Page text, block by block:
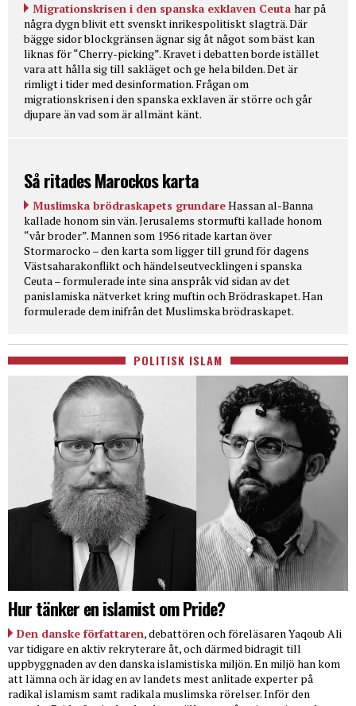
Migrationskrisen i den spanska exklaven Ceuta har på
några dygn blivit ett svenskt inrikespolitiskt slagträ. Där
bägge sidor blockgränsen ägnar sig åt något som bäst kan
liknas för “Cherry-picking”. Kravet i debatten borde istället
vara att hålla sig till sakläget och ge hela bilden. Det är
rimligt i tider med desinformation. Frågan om
migrationskrisen i den spanska exklaven är större och går
djupare än vad som är allmänt känt.
Så ritades Marockos karta
Muslimska brödraskapets grundareHassan al-Banna
kallade honom sin vän. Jerusalems stormufti kallade honom
“vår broder”. Mannen som 1956 ritade kartan över
Stormarocko – den karta som ligger till grund för dagens
Västsaharakonflikt och händelseutvecklingen i spanska
Ceuta – formulerade inte sina anspråk vid sidan av det
panislamiska nätverket kring muftin och Brödraskapet. Han
formulerade dem inifrån det Muslimska brödraskapet.
POLITISK ISLAM
Hur tänker en islamist om Pride?
Den danske författaren, debattören och föreläsaren Yaqoub Ali
var tidigare en aktiv rekryterare åt, och därmed bidragit till
uppbyggnaden av den danska islamistiska miljön. En miljö han kom
att lämna och är idag en av landets mest anlitade experter på
radikal islamism samt radikala muslimska rörelser. Inför den